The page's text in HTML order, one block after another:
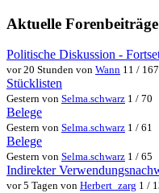
Aktuelle Forenbeiträge
Politische Diskussion -
vor 20 Stunden von Wann 11 /
Stücklisten
Gestern von Selma.schwarz 1 / 70
Belege
Gestern von Selma.schwarz 1 / 61
Belege
Gestern von Selma.schwarz 1 / 65
Indirekter
vor 5 Tagen von Herbert_zarg 1 /